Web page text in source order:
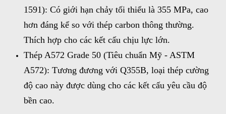
1591): Có giới hạn chảy tối thiểu là 355 MPa, cao
hơn đáng kể so với thép carbon thông thường.
Thích hợp cho các kết cấu chịu lực lớn.
Thép A572 Grade 50 (Tiêu chuẩn Mỹ - ASTM
A572): Tương đương với Q355B, loại thép cường
độ cao này được dùng cho các kết cấu yêu cầu độ
bền cao.